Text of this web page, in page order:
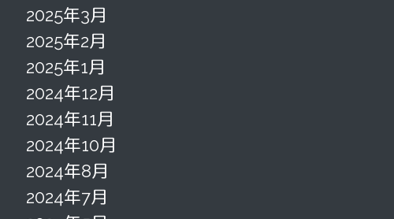
2025年3月
2025年2月
2025年1月
2024年12月
2024年11月
2024年10月
2024年8月
2024年7月